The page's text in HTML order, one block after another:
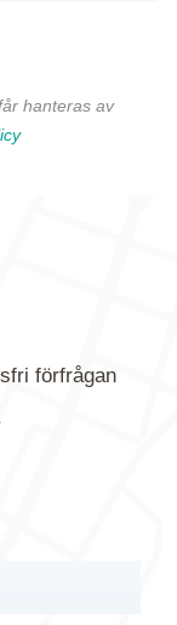
hanteras av
förfrågan